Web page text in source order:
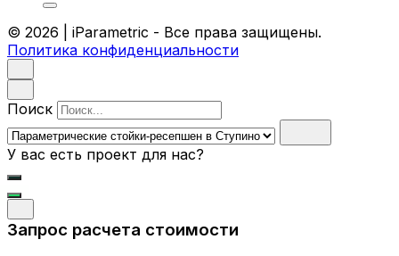
экологически чистые материалы, которые
гарантируют долговечность.
Эргономика.Наши стойки удобны для
Уникальный внешний вид.
становятся центральным элементом
интерьера, привлекая внимание.
Где можно использовать
параметрические стойки-ресепшен?
Бизнес-центры.Подчеркните статус
© 2026 | iParametric - Все права защищены.
Политика конфиденциальности
Поиск
У вас есть проект для нас?
Запрос расчета стоимости